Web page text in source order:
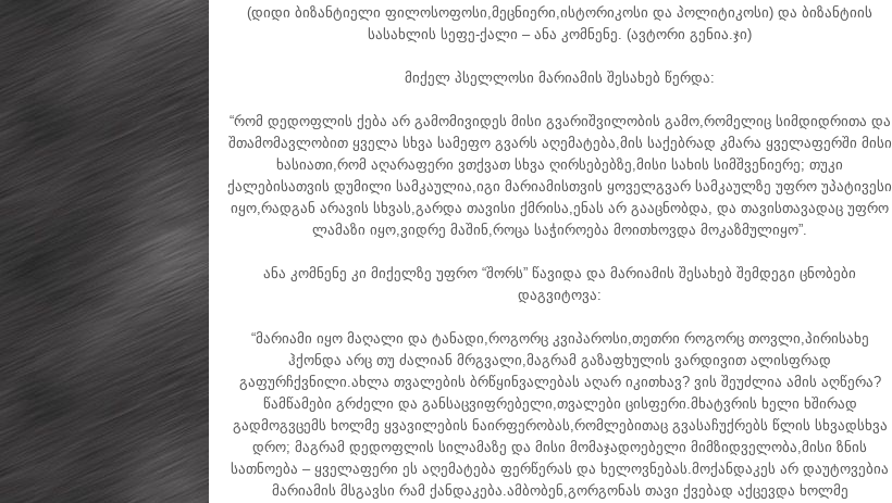
(დიდი ბიზანტიელი ფილოსოფოსი,მეცნიერი,ისტორიკოსი და პოლიტიკოსი) და ბიზანტიის
სასახლის სეფე-ქალი – ანა კომნენე. (ავტორი გენია.ჯი)
მიქელ პსელლოსი მარიამის შესახებ წერდა:
“რომ დედოფლის ქება არ გამომივიდეს მისი გვარიშვილობის გამო,რომელიც სიმდიდრითა და
შთამომავლობით ყველა სხვა სამეფო გვარს აღემატება,მის საქებრად კმარა ყველაფერში მისი
ხასიათი,რომ აღარაფერი ვთქვათ სხვა ღირსებებზე,მისი სახის სიმშვენიერე; თუკი
ქალებისათვის დუმილი სამკაულია,იგი მარიამისთვის ყოველგვარ სამკაულზე უფრო უპატივესი
იყო,რადგან არავის სხვას,გარდა თავისი ქმრისა,ენას არ გააცნობდა, და თავისთავადაც უფრო
ლამაზი იყო,ვიდრე მაშინ,როცა საჭიროება მოითხოვდა მოკაზმულიყო”.
ანა კომნენე კი მიქელზე უფრო “შორს” წავიდა და მარიამის შესახებ შემდეგი ცნობები
დაგვიტოვა:
“მარიამი იყო მაღალი და ტანადი,როგორც კვიპაროსი,თეთრი როგორც თოვლი,პირისახე
ჰქონდა არც თუ ძალიან მრგვალი,მაგრამ გაზაფხულის ვარდივით ალისფრად
გაფურჩქვნილი.ახლა თვალების ბრწყინვალებას აღარ იკითხავ? ვის შეუძლია ამის აღწერა?
წამწამები გრძელი და განსაცვიფრებელი,თვალები ცისფერი.მხატვრის ხელი ხშირად
გადმოგვცემს ხოლმე ყვავილების ნაირფერობას,რომლებითაც გვასაჩუქრებს წლის სხვადსხვა
დრო; მაგრამ დედოფლის სილამაზე და მისი მომაჯადოებელი მიმზიდველობა,მისი ზნის
სათნოება – ყველაფერი ეს აღემატება ფერწერას და ხელოვნებას.მოქანდაკეს არ დაუტოვებია
მარიამის მსგავსი რამ ქანდაკება.ამბობენ,გორგონას თავი ქვებად აქცევდა ხოლმე